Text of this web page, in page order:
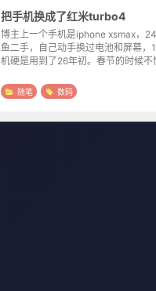
把手机换成了红米turbo4
博主上一个手机是iphone xsmax，
鱼二手，自己动手换过电池和屏幕，
机硬是用到了26年初。春节的时候不
看了对比了几款，本来想入手红米
随笔 数码